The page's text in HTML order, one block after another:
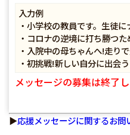
入力例
・小学校の教員です。生徒
・コロナの逆境に打ち勝つ
・入院中の母ちゃんへ!走り
・初挑戦!新しい自分に出会
メッセージの募集は終了し
▶応援メッセージに関するお問